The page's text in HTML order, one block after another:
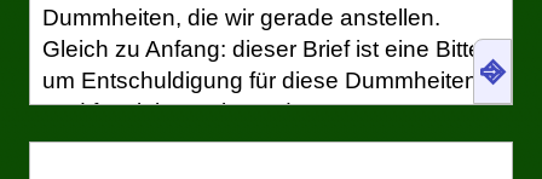
Dummheiten, die wir gerade anstellen.
Gleich zu Anfang: dieser Brief ist eine Bitte
um Entschuldigung für diese Dummheiten.
Und für vieles weitere, denn unsere
Dummheiten sind vielfältig und verworren,
⎆